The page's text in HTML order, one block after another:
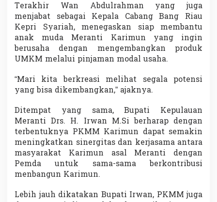
Terakhir Wan Abdulrahman yang juga
menjabat sebagai Kepala Cabang Bang Riau
Kepri Syariah, menegaskan siap membantu
anak muda Meranti Karimun yang ingin
berusaha dengan mengembangkan produk
UMKM melalui pinjaman modal usaha.
“Mari kita berkreasi melihat segala potensi
yang bisa dikembangkan,” ajaknya.
Ditempat yang sama, Bupati Kepulauan
Meranti Drs. H. Irwan M.Si berharap dengan
terbentuknya PKMM Karimun dapat semakin
meningkatkan sinergitas dan kerjasama antara
masyarakat Karimun asal Meranti dengan
Pemda untuk sama-sama berkontribusi
menbangun Karimun.
Lebih jauh dikatakan Bupati Irwan, PKMM juga